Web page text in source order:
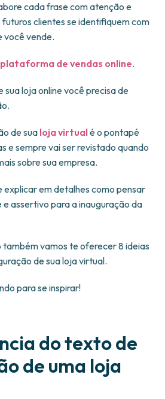
cada frase com atenção e
futuros clientes se identifiquem com
você vende.
plataforma de vendas online.
sua loja online você precisa de
de sua loja virtualé o pontapé
e sempre vai ser revistado quando
sobre sua empresa.
explicar em detalhes como pensar
assertivo para a inauguração da
vamos te oferecer 8 ideias
de sua loja virtual.
para se inspirar!
do texto de
de uma loja